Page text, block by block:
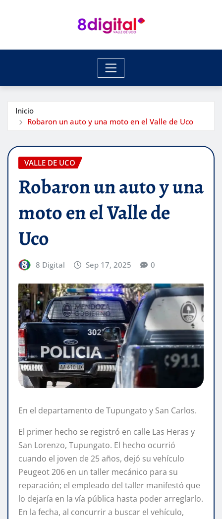
Inicio
Robaron un auto y una moto en el Valle de Uco
VALLE DE UCO
Robaron un auto y una
moto en el Valle de
Uco
8 Digital Sep 17, 2025 0
En el departamento de Tupungato y San Carlos.
El primer hecho se registró en calle Las Heras y
San Lorenzo, Tupungato. El hecho ocurrió
cuando el joven de 25 años, dejó su vehículo
Peugeot 206 en un taller mecánico para su
reparación; el empleado del taller manifestó que
lo dejaría en la vía pública hasta poder arreglarlo.
En la fecha, al concurrir a buscar el vehículo,